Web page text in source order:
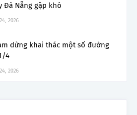
Đà Nẵng gặp khó
2026
dừng khai thác một số đường
4
2026